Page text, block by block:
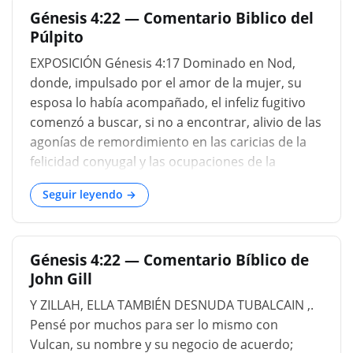
Génesis 4:22 — Comentario Biblico del
Púlpito
EXPOSICIÓN Génesis 4:17 Dominado en Nod,
donde, impulsado por el amor de la mujer, su
esposa lo había acompañado, el infeliz fugitivo
comenzó a buscar, si no a encontrar, alivio de las
agonías de remordimiento en las caricias de la
felicidad conyugal y las ocupaciones de la
industria secular. Y Caín conocía a su esposa.
Quién debe haber sido su hermana y haberse
casado antes de la muerte de Abel, ya que
"después de ese evento apenas se puede
suponer que cualquier mujer estaría dispuesta a
conectarse con un fratricidio tan miserable"
(Bush). Aunque después se prohibió, la
tendencia de la legislación divina sobre el tema
del matrimonio siempre se dirigía a ampliar en
Seguir leyendo →
Génesis 4:22 — Comentario Bíblico de
John Gill
Y ZILLAH, ELLA TAMBIÉN DESNUDA TUBALCAIN ,.
Pensé por muchos para ser lo mismo con
Vulcan, su nombre y su negocio de acuerdo;